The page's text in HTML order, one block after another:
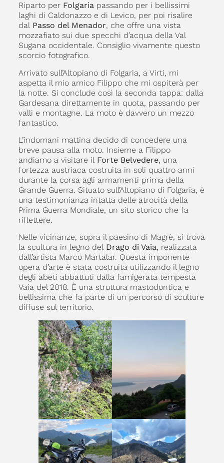
Riparto per Folgariapassando per i bellissimi
laghi di Caldonazzo e di Levico, per poi risalire
dal Passo del Menador, che offre una vista
mozzafiato sui due specchi d’acqua della Val
Sugana occidentale. Consiglio vivamente questo
scorcio fotografico.
Arrivato sull’Altopiano di Folgaria, a Virti, mi
aspetta il mio amico Filippo che mi ospiterà per
la notte. Si conclude così la seconda tappa: dalla
Gardesana direttamente in quota, passando per
valli e montagne. La moto è davvero un mezzo
fantastico.
L’indomani mattina decido di concedere una
breve pausa alla moto. Insieme a Filippo
andiamo a visitare il Forte Belvedere, una
fortezza austriaca costruita in soli quattro anni
durante la corsa agli armamenti prima della
Grande Guerra. Situato sull’Altopiano di Folgaria, è
una testimonianza intatta delle atrocità della
Prima Guerra Mondiale, un sito storico che fa
riflettere.
Nelle vicinanze, sopra il paesino di Magrè, si trova
la scultura in legno del Drago di Vaia, realizzata
dall’artista Marco Martalar. Questa imponente
opera d’arte è stata costruita utilizzando il legno
degli abeti abbattuti dalla famigerata tempesta
Vaia del 2018. È una struttura mastodontica e
bellissima che fa parte di un percorso di sculture
diffuse sul territorio.